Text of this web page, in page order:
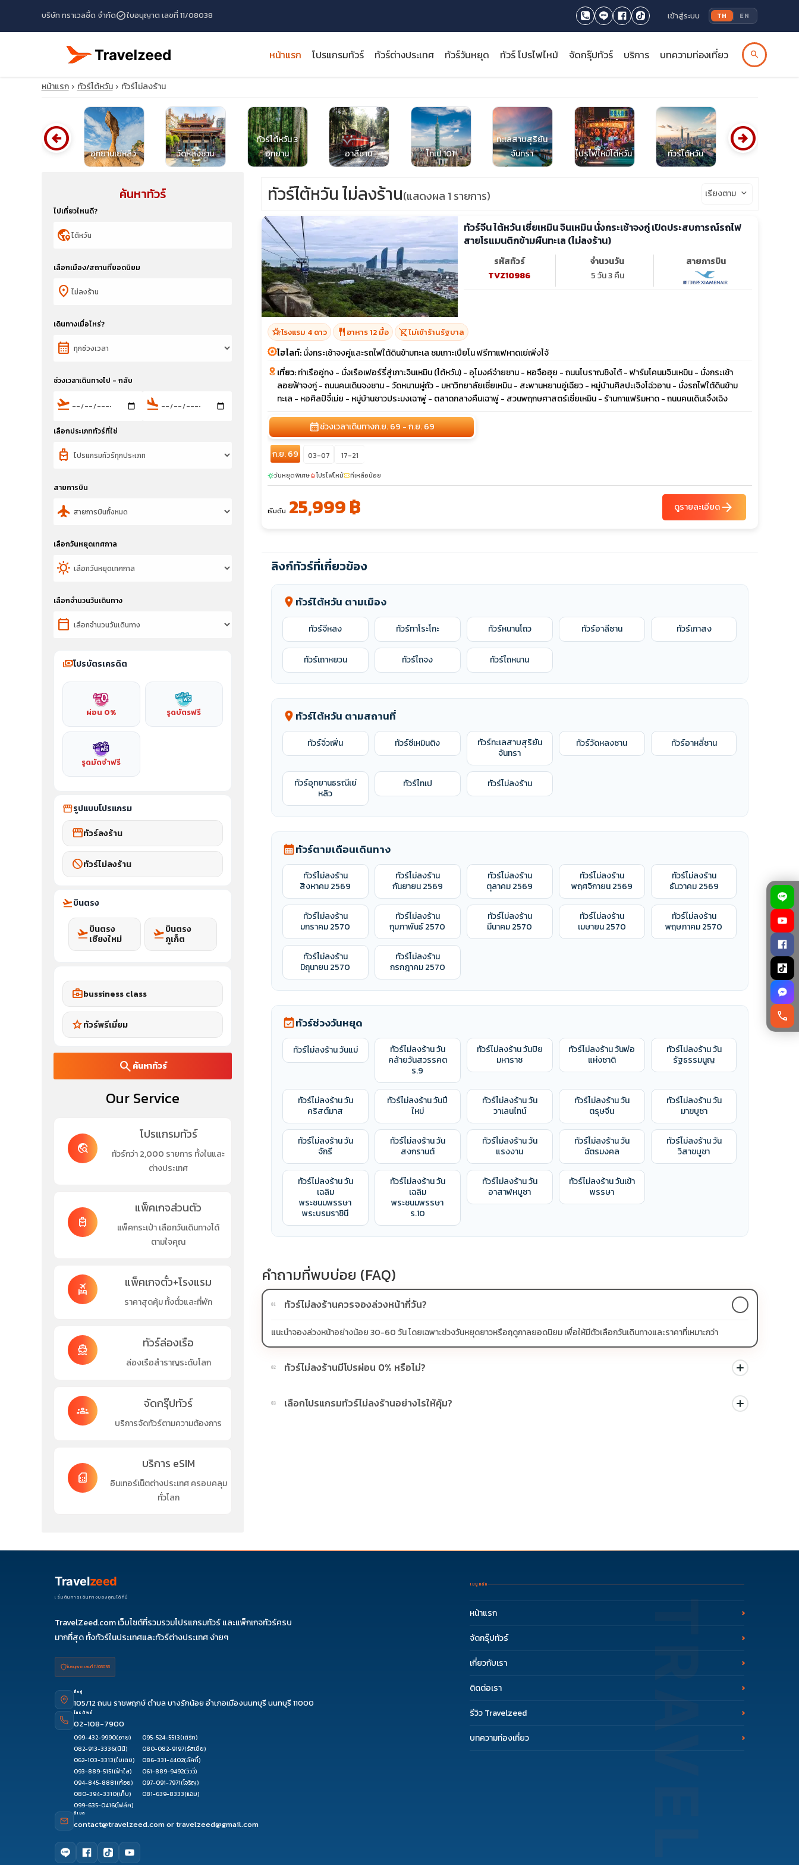
บริษัท ทราเวลซี้ด จำกัดcheck_circleใบอนุญาต เลขที่ 11/08038 เข้าสู่ระบบ TH EN
หน้าแรก โปรแกรมทัวร์ ทัวร์ต่างประเทศ ทัวร์วันหยุด ทัวร์ โปรไฟไหม้ จัดกรุ๊ปทัวร์ บริการ บทความท่องเที่ยว search
close
หน้าแรก ทัวร์ไต้หวัน ทัวร์ไม่ลงร้าน
อุทยานเย่หลิว วัดหลงซาน
ทัวร์ไต้หวัน 3
อุทยาน
อาลีซาน ไทเป 101
ทะเลสาบสุริยัน
จันทรา
โปรไฟไหม้ไต้หวัน ทัวร์ไต้หวัน อุทยานเย่หลิว
arrow_circle_left arrow_circle_right
ค้นหาทัวร์
ไปเที่ยวไหนดี?
globe_location_pin
เลือกเมือง/สถานที่ยอดนิยม
location_on
เดินทางเมื่อไหร่?
calendar_month
ช่วงเวลาเดินทางไป - กลับ
flight_takeoff flight_land
เลือกประเภททัวร์ที่ใช่
travel_luggage_and_bags
สายการบิน
flight
เลือกวันหยุดเทศกาล
sunny
เลือกจำนวนวันเดินทาง
calendar_today
paymentsโปรบัตรเครดิต
ผ่อน 0% รูดบัตรฟรี
รูดมัดจำฟรี
storefrontรูปแบบโปรแกรม
storefrontทัวร์ลงร้าน
blockทัวร์ไม่ลงร้าน
flight_takeoffบินตรง
flight_takeoffบินตรง
เชียงใหม่
flight_takeoffบินตรง
ภูเก็ต
business_centerbussiness class
starทัวร์พรีเมี่ยม
search ค้นหาทัวร์
Our Service
travel_explore
โปรแกรมทัวร์
ทัวร์กว่า 2,000 รายการ ทั้งในและ
ต่างประเทศ
travel_luggage_and_bags
แพ็คเกจส่วนตัว
แพ็คกระเป๋า เลือกวันเดินทางได้
ตามใจคุณ
flights_and_hotels แพ็คเกจตั๋ว+โรงแรม
ราคาสุดคุ้ม ทั้งตั๋วและที่พัก
directions_boat ทัวร์ล่องเรือ
ล่องเรือสำราญระดับโลก
groups จัดกรุ๊ปทัวร์
บริการจัดทัวร์ตามความต้องการ
sim_card
บริการ eSIM
อินเทอร์เน็ตต่างประเทศ ครอบคลุม
ทั่วโลก
ทัวร์ไต้หวัน ไม่ลงร้าน(แสดงผล 1 รายการ) เรียงตาม keyboard_arrow_down
ทัวร์จีน ไต้หวัน เซี่ยเหมิน จินเหมิน นั่งกระเช้าจงกู่ เปิดประสบการณ์รถไฟ
สายโรแมนติกข้ามผืนทะเล (ไม่ลงร้าน)
รหัสทัวร์
TVZ10986
จำนวนวัน
5 วัน 3 คืน
สายการบิน
hotel_classโรงแรม 4 ดาว restaurant อาหาร 12 มื้อ shopping_cart_offไม่เข้าร้านรัฐบาล
ไฮไลท์:นั่งกระเช้าจงคู่และรถไฟใต้ดินข้ามทะเล ชมเกาะเปียโน ฟรีกาแฟหาดเย่เพิ่งไจ้
เที่ยว:ท่าเรืออู่ทง - นั่งเรือเฟอร์รี่สู่เกาะจินเหมิน (ไต้หวัน) - อุโมงค์จ๋ายซาน - หอจือฮุย - ถนนโบราณชิงไต้ - ฟาร์มโคนมจินเหมิน - นั่งกระเช้า
ลอยฟ้าจงกู่ - ถนนคนเดินจงซาน - วัดหนานผู่ถัว - มหาวิทยาลัยเซี่ยเหมิน - สะพานหยานอู่เฉียว - หมู่บ้านศิลปะเจิงโฉ่วอาน - นั่งรถไฟใต้ดินข้าม
ทะเล - หอศิลป์จี๋เม่ย - หมู่บ้านชาวประมงเฉาพู่ - ตลาดกลางคืนเฉาพู่ - สวนพฤกษศาสตร์เซี่ยเหมิน - ร้านกาแฟริมหาด - ถนนคนเดินเจิ้งเฉิง
calendar_monthช่วงเวลาเดินทางก.ย. 69 - ก.ย. 69
ก.ย. 69 03-07 17-21
sunnyวันหยุดพิเศษlocal_fire_departmentโปรไฟไหม้confirmation_numberที่เหลือน้อย
เริ่มต้น 25,999 ฿ ดูรายละเอียดarrow_forward
ลิงก์ทัวร์ที่เกี่ยวข้อง
location_on ทัวร์ไต้หวัน ตามเมือง
ทัวร์จีหลง ทัวร์ทาโระโกะ ทัวร์หนานโถว ทัวร์อาลีซาน ทัวร์เกาสง
ทัวร์เถาหยวน ทัวร์ไถจง ทัวร์ไถหนาน
location_on ทัวร์ไต้หวัน ตามสถานที่
ทัวร์จิ่วเฟิ่น ทัวร์ซีเหมินติง
ทัวร์ทะเลสาบสุริยัน
จันทรา
ทัวร์วัดหลงซาน ทัวร์อาหลี่ซาน
ทัวร์อุทยานธรณีเย่
หลิว
ทัวร์ไทเป ทัวร์ไม่ลงร้าน
calendar_monthทัวร์ตามเดือนเดินทาง
ทัวร์ไม่ลงร้าน
สิงหาคม 2569
ทัวร์ไม่ลงร้าน
กันยายน 2569
ทัวร์ไม่ลงร้าน
ตุลาคม 2569
ทัวร์ไม่ลงร้าน
พฤศจิกายน 2569
ทัวร์ไม่ลงร้าน
ธันวาคม 2569
ทัวร์ไม่ลงร้าน
มกราคม 2570
ทัวร์ไม่ลงร้าน
กุมภาพันธ์ 2570
ทัวร์ไม่ลงร้าน
มีนาคม 2570
ทัวร์ไม่ลงร้าน
เมษายน 2570
ทัวร์ไม่ลงร้าน
พฤษภาคม 2570
ทัวร์ไม่ลงร้าน
มิถุนายน 2570
ทัวร์ไม่ลงร้าน
กรกฎาคม 2570
event_availableทัวร์ช่วงวันหยุด
ทัวร์ไม่ลงร้าน วันแม่
ทัวร์ไม่ลงร้าน วัน
คล้ายวันสวรรคต
ร.9
ทัวร์ไม่ลงร้าน วันปิย
มหาราช
ทัวร์ไม่ลงร้าน วันพ่อ
แห่งชาติ
ทัวร์ไม่ลงร้าน วัน
รัฐธรรมนูญ
ทัวร์ไม่ลงร้าน วัน
คริสต์มาส
ทัวร์ไม่ลงร้าน วันปี
ใหม่
ทัวร์ไม่ลงร้าน วัน
วาเลนไทน์
ทัวร์ไม่ลงร้าน วัน
ตรุษจีน
ทัวร์ไม่ลงร้าน วัน
มาฆบูชา
ทัวร์ไม่ลงร้าน วัน
จักรี
ทัวร์ไม่ลงร้าน วัน
สงกรานต์
ทัวร์ไม่ลงร้าน วัน
แรงงาน
ทัวร์ไม่ลงร้าน วัน
ฉัตรมงคล
ทัวร์ไม่ลงร้าน วัน
วิสาขบูชา
ทัวร์ไม่ลงร้าน วัน
เฉลิม
พระชนมพรรษา
พระบรมราชินี
ทัวร์ไม่ลงร้าน วัน
เฉลิม
พระชนมพรรษา
ร.10
ทัวร์ไม่ลงร้าน วัน
อาสาฬหบูชา
ทัวร์ไม่ลงร้าน วันเข้า
พรรษา
คำถามที่พบบ่อย (FAQ)
01 ทัวร์ไม่ลงร้านควรจองล่วงหน้ากี่วัน?
แนะนำจองล่วงหน้าอย่างน้อย 30-60 วัน โดยเฉพาะช่วงวันหยุดยาวหรือฤดูกาลยอดนิยม เพื่อให้มีตัวเลือกวันเดินทางและราคาที่เหมาะกว่า
02 ทัวร์ไม่ลงร้านมีโปรผ่อน 0% หรือไม่?
บางโปรแกรมมีโปรผ่อน 0% หรือโปรโมชั่นบัตรเครดิตตามเงื่อนไขที่บริษัทกำหนด สามารถดูสัญลักษณ์โปรโมชั่นในรายการทัวร์แต่ละรายการได้
03 เลือกโปรแกรมทัวร์ไม่ลงร้านอย่างไรให้คุ้ม?
call
Travelzeed
เริ่มต้นการเดินทางของคุณได้ที่นี่
TravelZeed.com เว็บไซต์ที่รวมรวมโปรแกรมทัวร์ และแพ็กเกจทัวร์ครบ
มากที่สุด ทั้งทัวร์ในประเทศและทัวร์ต่างประเทศ ง่ายๆ
ใบอนุญาต เลขที่ 11/08038
ที่อยู่
105/12 ถนน ราชพฤกษ์ ตำบล บางรักน้อย อำเภอเมืองนนทบุรี นนทบุรี 11000
โทรศัพท์
02-108-7900
099-432-9990(อาย) 095-524-5513(เติร์ก)
082-913-3336(นินิ) 080-082-9197(รัสเซีย)
062-103-3313(ใบเตย) 086-331-4402(ลัคกี้)
093-889-5151(ฟ้าใส) 061-889-9492(วิววี่)
094-845-8881(ก้อย) 097-091-7971(โจริญ)
080-394-3310(เก็บ) 081-639-8333(แอม)
099-635-0416(โฟล์ค)
อีเมล
contact@travelzeed.comortravelzeed@gmail.com
เมนูหลัก
หน้าแรก
จัดกรุ๊ปทัวร์
เกี่ยวกับเรา
ติดต่อเรา
รีวิว Travelzeed
บทความท่องเที่ยว